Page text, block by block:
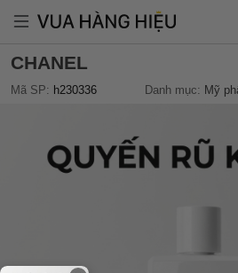
CHANEL
Mã SP: h230336 Danh mục: Mỹ